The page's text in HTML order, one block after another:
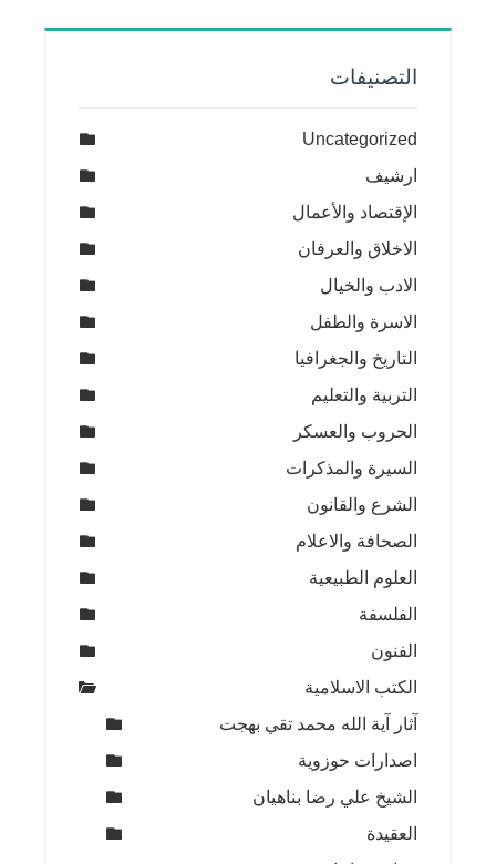
التصنيفات
Uncategorized
ارشيف
الإقتصاد والأعمال
الاخلاق والعرفان
الادب والخيال
الاسرة والطفل
التاريخ والجغرافيا
التربية والتعليم
الحروب والعسكر
السيرة والمذكرات
الشرع والقانون
الصحافة والاعلام
العلوم الطبيعية
الفلسفة
الفنون
الكتب الاسلامية
آثار آية الله محمد تقي بهجت
اصدارات حوزوية
الشيخ علي رضا بناهيان
العقيدة